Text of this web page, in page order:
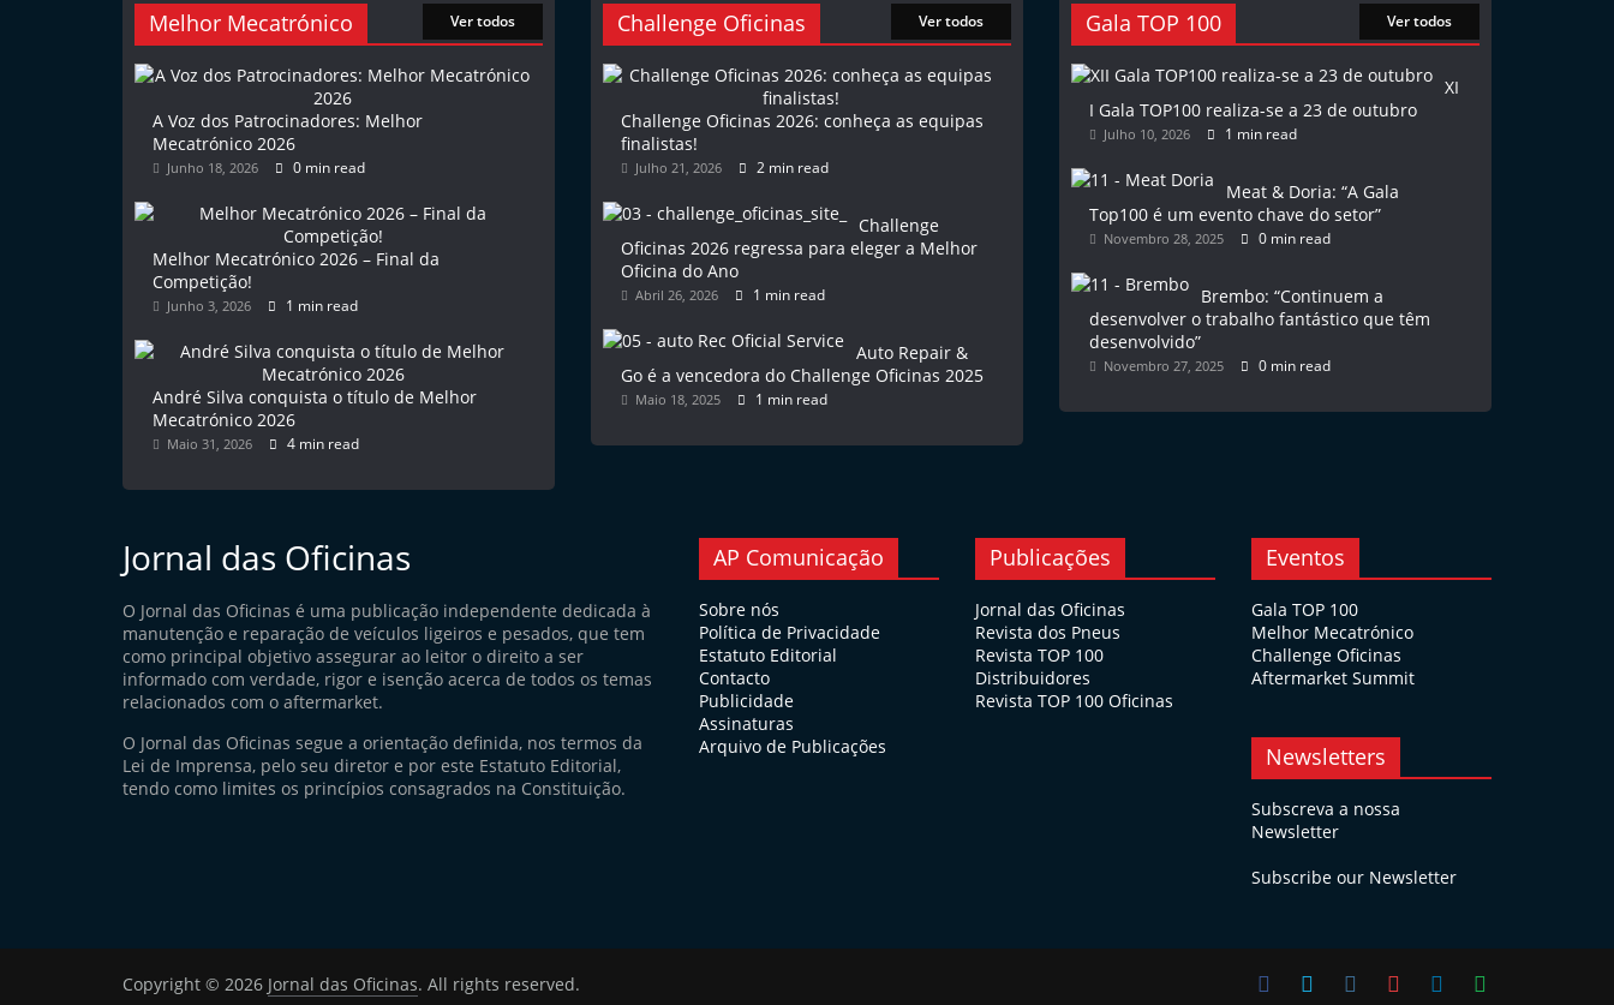
Melhor Mecatrónico Ver todos
A Voz dos Patrocinadores: Melhor
Mecatrónico 2026
Junho 18, 2026 0 min read
Melhor Mecatrónico 2026 – Final da
Competição!
Junho 3, 2026 1 min read
André Silva conquista o título de Melhor
Mecatrónico 2026
Maio 31, 2026 4 min read
Challenge Oficinas Ver todos
Challenge Oficinas 2026: conheça as equipas
finalistas!
Julho 21, 2026 2 min read
Challenge
Oficinas 2026 regressa para eleger a Melhor
Oficina do Ano
Abril 26, 2026 1 min read
Auto Repair &
Go é a vencedora do Challenge Oficinas 2025
Maio 18, 2025 1 min read
Gala TOP 100 Ver todos
XI
I Gala TOP100 realiza-se a 23 de outubro
Julho 10, 2026 1 min read
Meat & Doria: “A Gala
Top100 é um evento chave do setor”
Novembro 28, 2025 0 min read
Brembo: “Continuem a
desenvolver o trabalho fantástico que têm
desenvolvido”
Novembro 27, 2025 0 min read
Jornal das Oficinas
O Jornal das Oficinas é uma publicação independente dedicada à
manutenção e reparação de veículos ligeiros e pesados, que tem
como principal objetivo assegurar ao leitor o direito a ser
informado com verdade, rigor e isenção acerca de todos os temas
relacionados com o aftermarket.
O Jornal das Oficinas segue a orientação definida, nos termos da
Lei de Imprensa, pelo seu diretor e por este Estatuto Editorial,
tendo como limites os princípios consagrados na Constituição.
AP Comunicação
Sobre nós
Política de Privacidade
Estatuto Editorial
Contacto
Publicidade
Assinaturas
Arquivo de Publicações
Publicações
Jornal das Oficinas
Revista dos Pneus
Revista TOP 100
Distribuidores
Revista TOP 100 Oficinas
Eventos
Gala TOP 100
Melhor Mecatrónico
Challenge Oficinas
Aftermarket Summit
Newsletters
Subscreva a nossa
Newsletter
Subscribe our Newsletter
Copyright © 2026 Jornal das Oficinas. All rights reserved.